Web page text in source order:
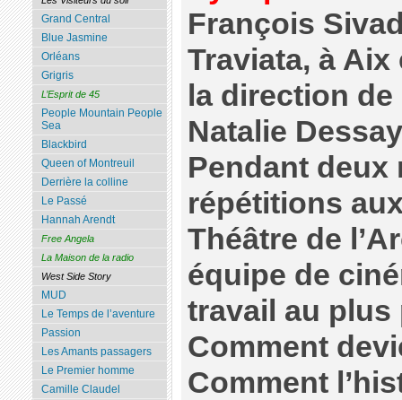
François
Traviata, à
la direction
Natalie
Pendant deux
répétitions
Théâtre de
équipe de
travail au plus
Comment
Comment
Grand Central
Blue Jasmine
Orléans
Grigris
L’Esprit de 45
People Mountain People
Sea
Blackbird
Queen of Montreuil
Derrière la colline
Le Passé
Hannah Arendt
Free Angela
La Maison de la radio
West Side Story
MUD
Le Temps de l’aventure
Passion
Les Amants passagers
Le Premier homme
Camille Claudel